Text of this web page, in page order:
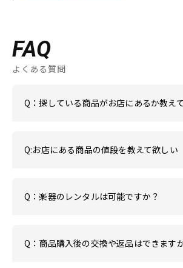
FAQ
よくある質問
Q：探している商品がお店にあるか教え
Q:お店にある商品の値段を教えて欲しい
Q：楽器のレンタルは可能ですか？
Q：商品購入後の交換や返品はできます